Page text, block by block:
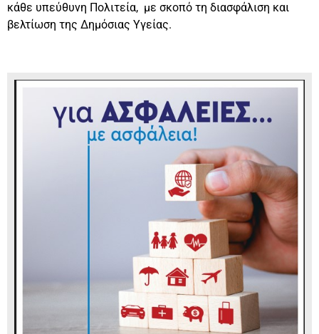
κάθε υπεύθυνη Πολιτεία, με σκοπό τη διασφάλιση και
βελτίωση της Δημόσιας Υγείας.